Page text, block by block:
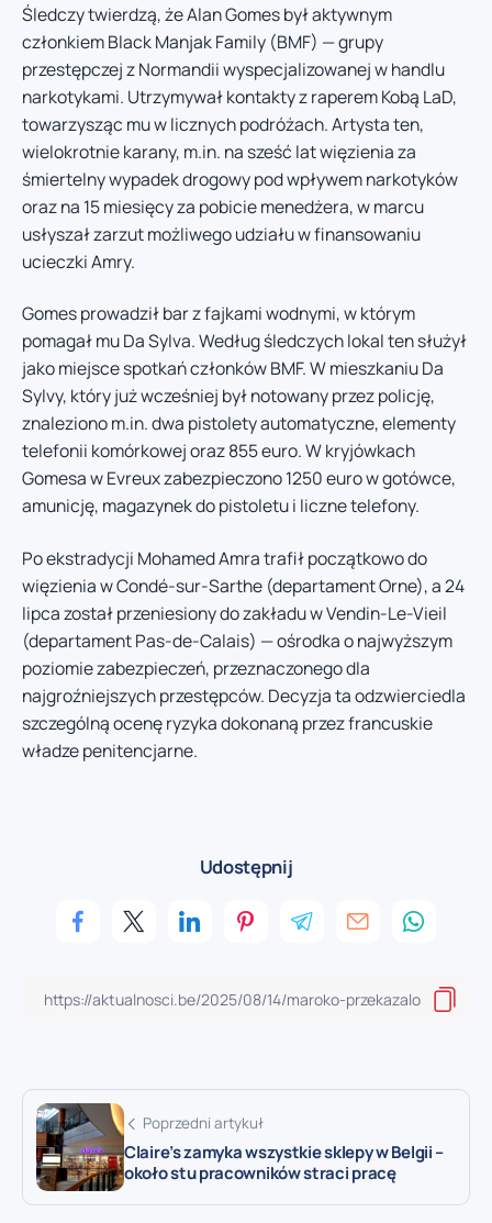
Śledczy twierdzą, że Alan Gomes był aktywnym
członkiem Black Manjak Family (BMF) — grupy
przestępczej z Normandii wyspecjalizowanej w handlu
narkotykami. Utrzymywał kontakty z raperem Kobą LaD,
towarzysząc mu w licznych podróżach. Artysta ten,
wielokrotnie karany, m.in. na sześć lat więzienia za
śmiertelny wypadek drogowy pod wpływem narkotyków
oraz na 15 miesięcy za pobicie menedżera, w marcu
usłyszał zarzut możliwego udziału w finansowaniu
ucieczki Amry.
Gomes prowadził bar z fajkami wodnymi, w którym
pomagał mu Da Sylva. Według śledczych lokal ten służył
jako miejsce spotkań członków BMF. W mieszkaniu Da
Sylvy, który już wcześniej był notowany przez policję,
znaleziono m.in. dwa pistolety automatyczne, elementy
telefonii komórkowej oraz 855 euro. W kryjówkach
Gomesa w Evreux zabezpieczono 1250 euro w gotówce,
amunicję, magazynek do pistoletu i liczne telefony.
Po ekstradycji Mohamed Amra trafił początkowo do
więzienia w Condé-sur-Sarthe (departament Orne), a 24
lipca został przeniesiony do zakładu w Vendin-Le-Vieil
(departament Pas-de-Calais) — ośrodka o najwyższym
poziomie zabezpieczeń, przeznaczonego dla
najgroźniejszych przestępców. Decyzja ta odzwierciedla
szczególną ocenę ryzyka dokonaną przez francuskie
władze penitencjarne.
Udostępnij
Poprzedni artykuł
Claire’s zamyka wszystkie sklepy w Belgii –
około stu pracowników straci pracę